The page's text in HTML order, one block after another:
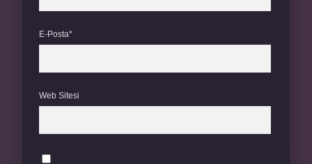
E-Posta*
Web Sitesi